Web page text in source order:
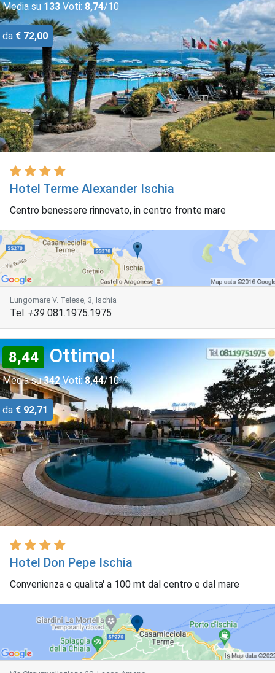
Media su 133 Voti: 8,74/10
da € 72,00
Hotel Terme Alexander Ischia
Centro benessere rinnovato, in centro fronte mare
Lungomare V. Telese, 3, Ischia
Tel. +39 081.1975.1975
8,44 Ottimo!
Media su342Voti: 8,44/10
da € 92,71
Hotel Don Pepe Ischia
Convenienza e qualita' a 100 mt dal centro e dal mare